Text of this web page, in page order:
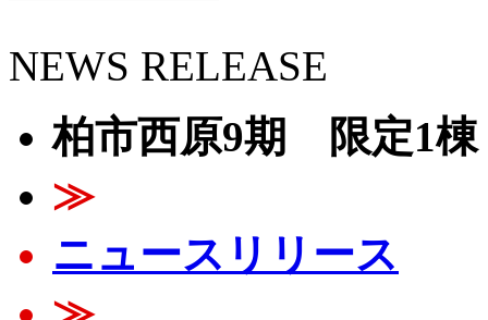
NEWS RELEASE
柏市西原9期 限定1棟
≫
ニュースリリース